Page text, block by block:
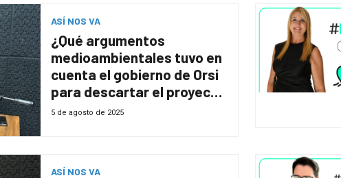
ASÍ NOS VA
¿Qué argumentos
medioambientales tuvo en
cuenta el gobierno de Orsi
para descartar el proyecto
Neptuno/Arazatí?
5 de agosto de 2025
ASÍ NOS VA